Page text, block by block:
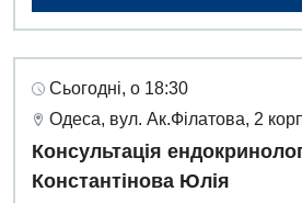
Сьогодні, о 18:30
Одеса, вул. Ак.Філатова, 2
Консультація
Константінова Юлія